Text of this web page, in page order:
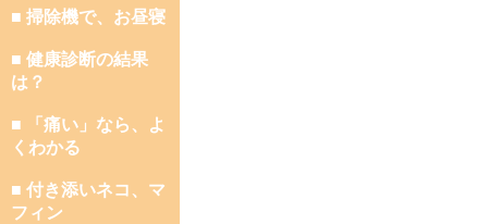
■ 掃除機で、お昼寝
■ 健康診断の結果
は？
■ 「痛い」なら、よ
くわかる
■ 付き添いネコ、マ
フィン